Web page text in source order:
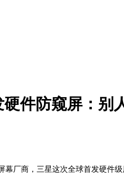
件防窥屏：别
厂商，三星这次全球首发硬件级